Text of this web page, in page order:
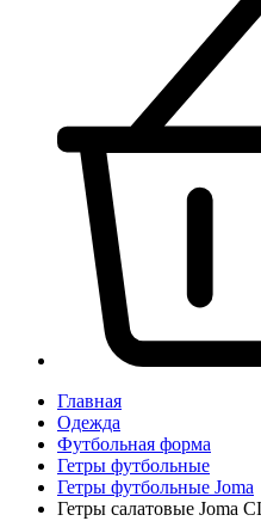
Главная
Одежда
Футбольная форма
Гетры футбольные
Гетры футбольные Joma
Гетры салатовые Joma